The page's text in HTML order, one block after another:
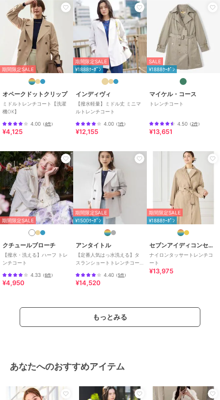
サイズ M,L
素材
ポリエステル100％
商品のお取り扱い方法
お手入れ
手洗い、漂白不可、タンブル乾燥
不可、自然乾燥、アイロン仕上げ
可、ドライ可、ウエットクリーニ
ング可
特徴
アウター・ジャケット・コート
ポリエステル素材/無地
ミド
ル丈/洗える/
/ライフスタイル/ アウトドア /
キャンプ・レジャー
カジュアル
ポリエステル素材
無地/
洗える/
ライフスタイル/
キャンプ・レジャー
原産国
期間限定SALE
オペークドットクリップ
ミドルトレンチコート【洗濯
機OK】
4.00 （4件）
¥4,125
期間限定SALE
¥1888ｸｰﾎﾟﾝ
インディヴィ
【撥水軽量】ミドル丈 ミニマ
ルトレンチコート
4.00 （1件）
¥12,155
SALE
¥1888ｸｰﾎﾟﾝ
マイケル・コース
トレンチコート
4.50（2件）
¥13,651
期間限定SALE
クチュールブローチ
【撥水・洗える】ハーフ トレ
ンチコート
4.33 （6件）
¥4,950
期間限定SALE
¥1500ｸｰﾎﾟﾝ
アンタイトル
【定番人気はっ水洗える】タ
スランショートトレンチコー
4.40 （5件）
¥14,520
期間限定SALE
¥1888ｸｰﾎﾟﾝ
セブンアイディコンセプト
ナイロンタッサートレンチコ
ート
¥13,975
もっとみる
あなたへのおすすめアイテム